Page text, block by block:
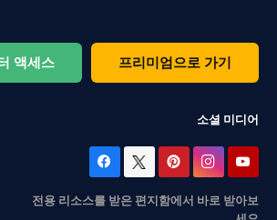
액세스 프리미엄으로 가기
소셜 미디어
전용 리소스를 받은 편지함에서 바로 받아보